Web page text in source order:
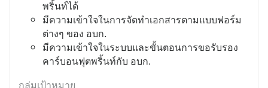
พริ้นท์ได้
มีความเข้าใจในการจัดทำเอกสารตามแบบฟอร์ม
ต่างๆ ของ อบก.
มีความเข้าใจในระบบและขั้นตอนการขอรับรอง
คาร์บอนฟุตพริ้นท์กับ อบก.
กลุ่มเป้าหมาย